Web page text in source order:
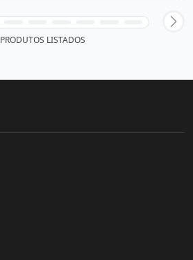
PRODUTOS LISTADOS